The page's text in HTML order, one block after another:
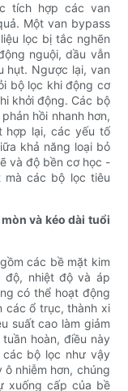
tích hợp các van
Một van bypass
lọc bị tắc nghẽn
nguội, dầu vẫn
hụt. Ngược lại, van
bộ lọc khi động cơ
khởi động. Các bộ
hồi nhanh hơn,
hợp lại, các yếu tố
khả năng loại bỏ
và độ bền cơ học -
mà các bộ lọc tiêu
và kéo dài tuổi
các bề mặt kim
độ, nhiệt độ và áp
có thể hoạt động
các ổ trục, thành xi
suất cao làm giảm
hoàn, điều này
bộ lọc như vậy
nhiễm hơn, chúng
xuống cấp của bề